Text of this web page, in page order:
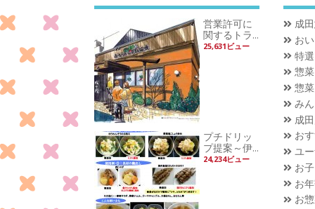
営業許可に
関するトラ...
25,631ビュー
プチドリッ
プ提案～伊...
24,234ビュー
成
お
特選
惣菜
惣
み
成田
おす
ユ
お
お年
お